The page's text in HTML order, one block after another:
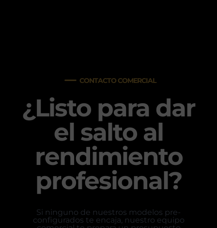
CONTACTO COMERCIAL
¿Listo para dar
el salto al
rendimiento
profesional?
Si ninguno de nuestros modelos pre-
configurados te encaja, nuestro equipo